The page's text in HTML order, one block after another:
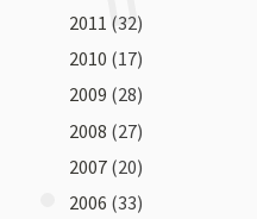
2011 (32)
2010 (17)
2009 (28)
2008 (27)
2007 (20)
2006 (33)